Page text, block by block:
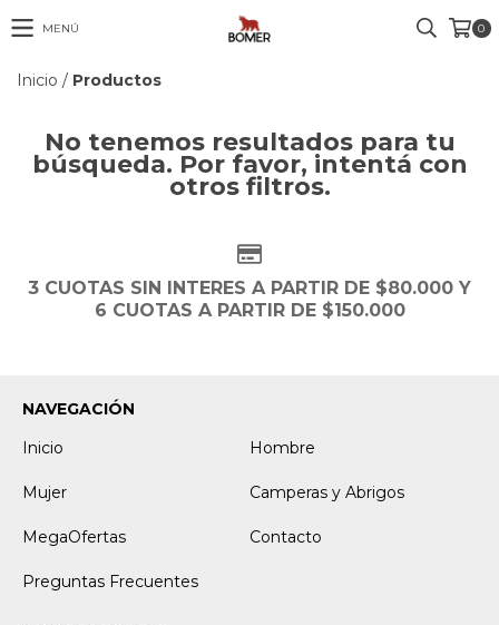
MENÚ 0
Inicio / Productos
No tenemos resultados para tu
búsqueda. Por favor, intentá con
otros filtros.
3 CUOTAS SIN INTERES A PARTIR DE $80.000 Y
6 CUOTAS A PARTIR DE $150.000
NAVEGACIÓN
Inicio
Hombre
Mujer Camperas y Abrigos
MegaOfertas Contacto
Preguntas Frecuentes